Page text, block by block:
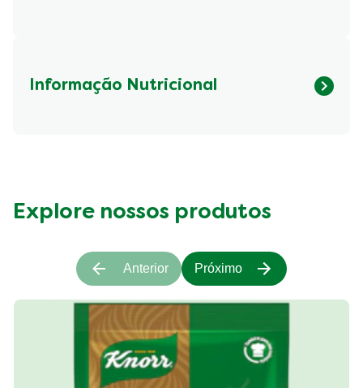
Informação Nutricional
Explore nossos produtos
Anterior Próximo